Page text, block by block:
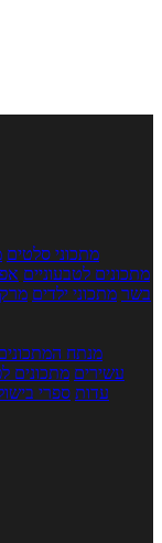
מתכוני סלטים
מתכונים לטבעוניים
בשר מתכוני ילדים
מנתח
עשירים מתכונים
עדות ספרי